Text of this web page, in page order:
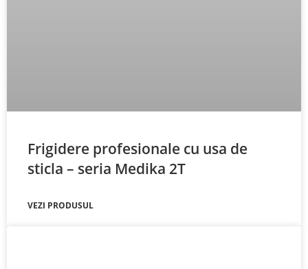
Frigidere profesionale cu usa de
sticla – seria Medika 2T
VEZI PRODUSUL